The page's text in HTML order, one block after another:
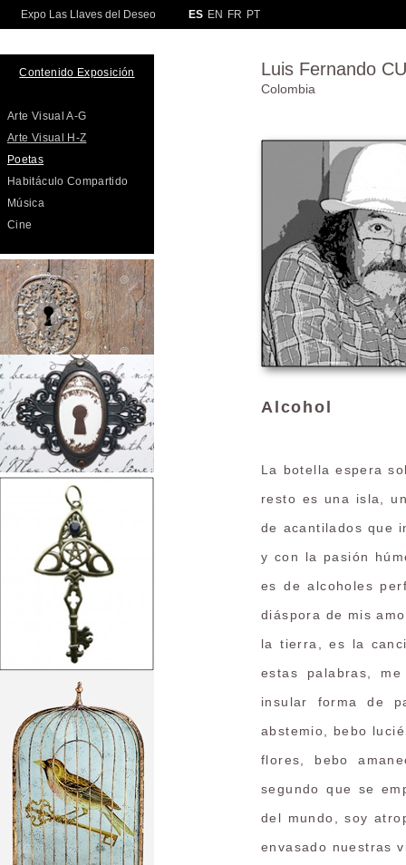
Alcohol
La botella espera
resto es una isla,
de acantilados que
y con la pasión
es de alcoholes
diáspora de mis
la tierra, es la
estas palabras,
insular forma de
abstemio, bebo
flores, bebo
segundo que se
del mundo, soy
envasado nuestras
Contenido Exposición
Arte Visual A-G
Arte Visual H-Z
Poetas
Habitáculo Compartido
Música
Cine
Luis Fernando
Colombia